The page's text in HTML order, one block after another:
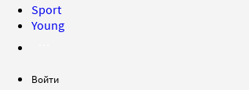
Sport
Young
Войти